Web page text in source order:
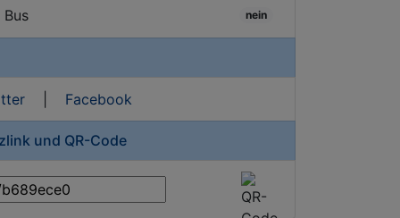
nein
| Facebook
und QR-Code